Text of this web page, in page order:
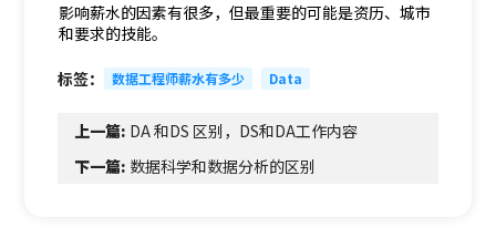
影响薪水的因素有很多，但最重要的可能是资历、城市
和要求的技能。
标签： 数据工程师薪水有多少 Data
上一篇: DA 和DS 区别，DS和DA工作内容
下一篇: 数据科学和数据分析的区别